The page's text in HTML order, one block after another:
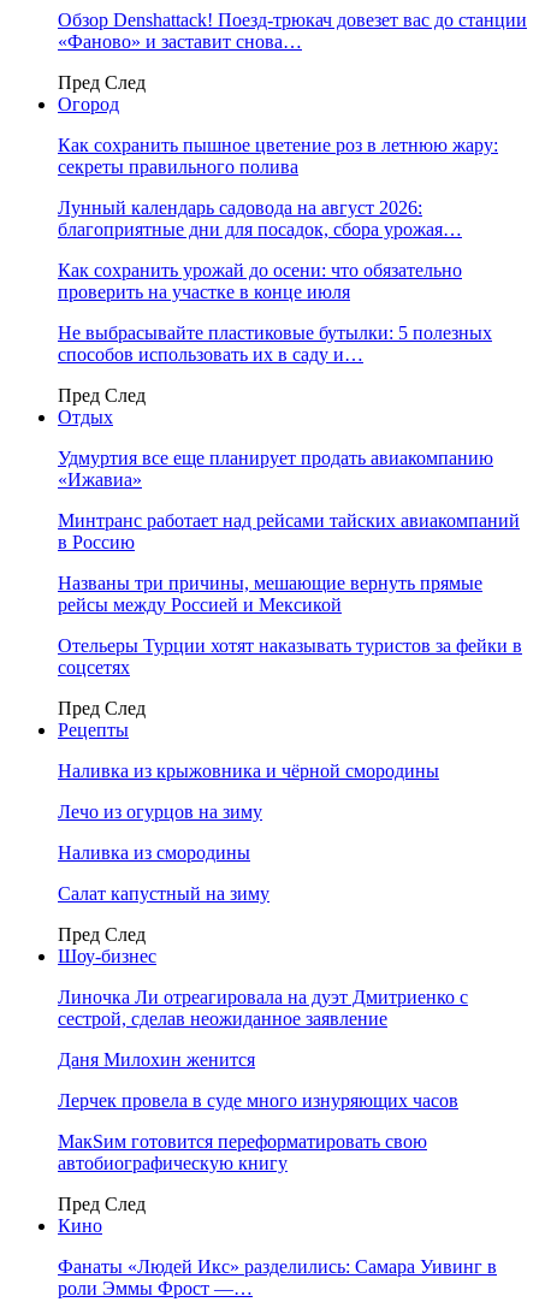
Обзор Denshattack! Поезд-трюкач довезет вас до станции
«Фаново» и заставит снова…
Пред След
Огород
Как сохранить пышное цветение роз в летнюю жару:
секреты правильного полива
Лунный календарь садовода на август 2026:
благоприятные дни для посадок, сбора урожая…
Как сохранить урожай до осени: что обязательно
проверить на участке в конце июля
Не выбрасывайте пластиковые бутылки: 5 полезных
способов использовать их в саду и…
Пред След
Отдых
Удмуртия все еще планирует продать авиакомпанию
«Ижавиа»
Минтранс работает над рейсами тайских авиакомпаний
в Россию
Названы три причины, мешающие вернуть прямые
рейсы между Россией и Мексикой
Отельеры Турции хотят наказывать туристов за фейки в
соцсетях
Пред След
Рецепты
Наливка из крыжовника и чёрной смородины
Лечо из огурцов на зиму
Наливка из смородины
Салат капустный на зиму
Пред След
Шоу-бизнес
Линочка Ли отреагировала на дуэт Дмитриенко с
сестрой, сделав неожиданное заявление
Даня Милохин женится
Лерчек провела в суде много изнуряющих часов
МакSим готовится переформатировать свою
автобиографическую книгу
Пред След
Кино
Фанаты «Людей Икс» разделились: Самара Уивинг в
роли Эммы Фрост —…